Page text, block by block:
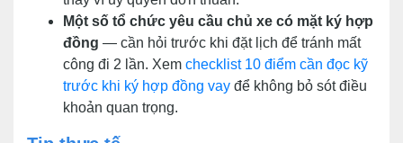
Một số tổ chức yêu cầu chủ xe có mặt ký hợp
đồng — cần hỏi trước khi đặt lịch để tránh mất
công đi 2 lần. Xem checklist 10 điểm cần đọc kỹ
trước khi ký hợp đồng vay để không bỏ sót điều
khoản quan trọng.